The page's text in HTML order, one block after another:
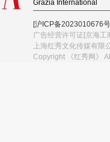
Grazia International
[沪ICP备2023010676
广告经营许可证[京海
上海红秀文化传媒有限
Copyright 《红秀网》